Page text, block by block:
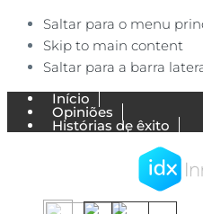
Saltar para o menu
Skip to main content
Saltar para a barra
Início
Opiniões
Histórias de êxito
Blog Ecommerce